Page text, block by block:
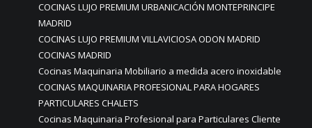
COCINAS LUJO PREMIUM URBANICACIÓN MONTEPRINCIPE
MADRID
COCINAS LUJO PREMIUM VILLAVICIOSA ODON MADRID
COCINAS MADRID
Cocinas Maquinaria Mobiliario a medida acero inoxidable
COCINAS MAQUINARIA PROFESIONAL PARA HOGARES
PARTICULARES CHALETS
Cocinas Maquinaria Profesional para Particulares Cliente